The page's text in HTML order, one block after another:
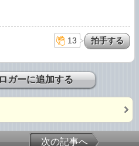
13
ガーに追加する
次の記事へ